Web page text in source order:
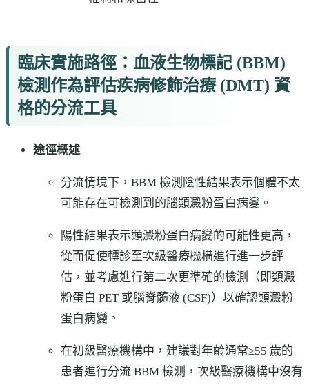
臨床實施路徑：血液生物標記 (BBM)
檢測作為評估疾病修飾治療 (DMT) 資
格的分流工具
途徑概述
分流情境下，BBM 檢測陰性結果表示個體不太
可能存在可檢測到的腦類澱粉蛋白病變。
陽性結果表示類澱粉蛋白病變的可能性更高，
從而促使轉診至次級醫療機構進行進一步評
估，並考慮進行第二次更準確的檢測（即類澱
粉蛋白 PET 或腦脊髓液 (CSF)）以確認類澱粉
蛋白病變。
在初級醫療機構中，建議對年齡通常≥55 歲的
患者進行分流 BBM 檢測，次級醫療機構中沒有